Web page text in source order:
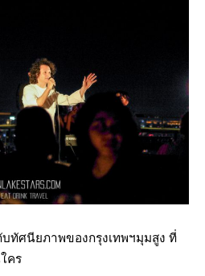
ทัศนียภาพของกรุงเทพฯมุมสูง ที่
คร